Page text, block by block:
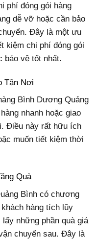
phí đóng gói hàng
dễ vỡ hoặc cần bảo
Đây là một ưu
kiệm chi phí đóng gói
bảo vệ tốt nhất.
Tận Nơi
Bình Dương Quảng
nhanh hoặc giao
Điều này rất hữu ích
muốn tiết kiệm thời
Quà
Bình có chương
hàng tích lũy
những phần quà giá
chuyển sau. Đây là